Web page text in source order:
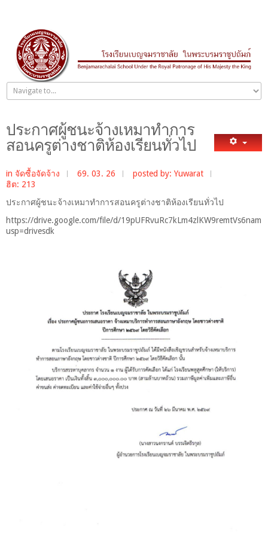
ประกาศผู้ชนะจ้างเหมาทำการ
สอนครูต่างชาติห้องเรียนทั่วไป
in จัดซื้อจัดจ้าง 69. 03. 26
posted by: Yuwarat
ฮิต: 213
ประกาศผู้ชนะจ้างเหมาทำการสอนครูต่างชาติห้องเรียนทั่วไป
https://drive.google.com/file/d/
usp=drivesdk